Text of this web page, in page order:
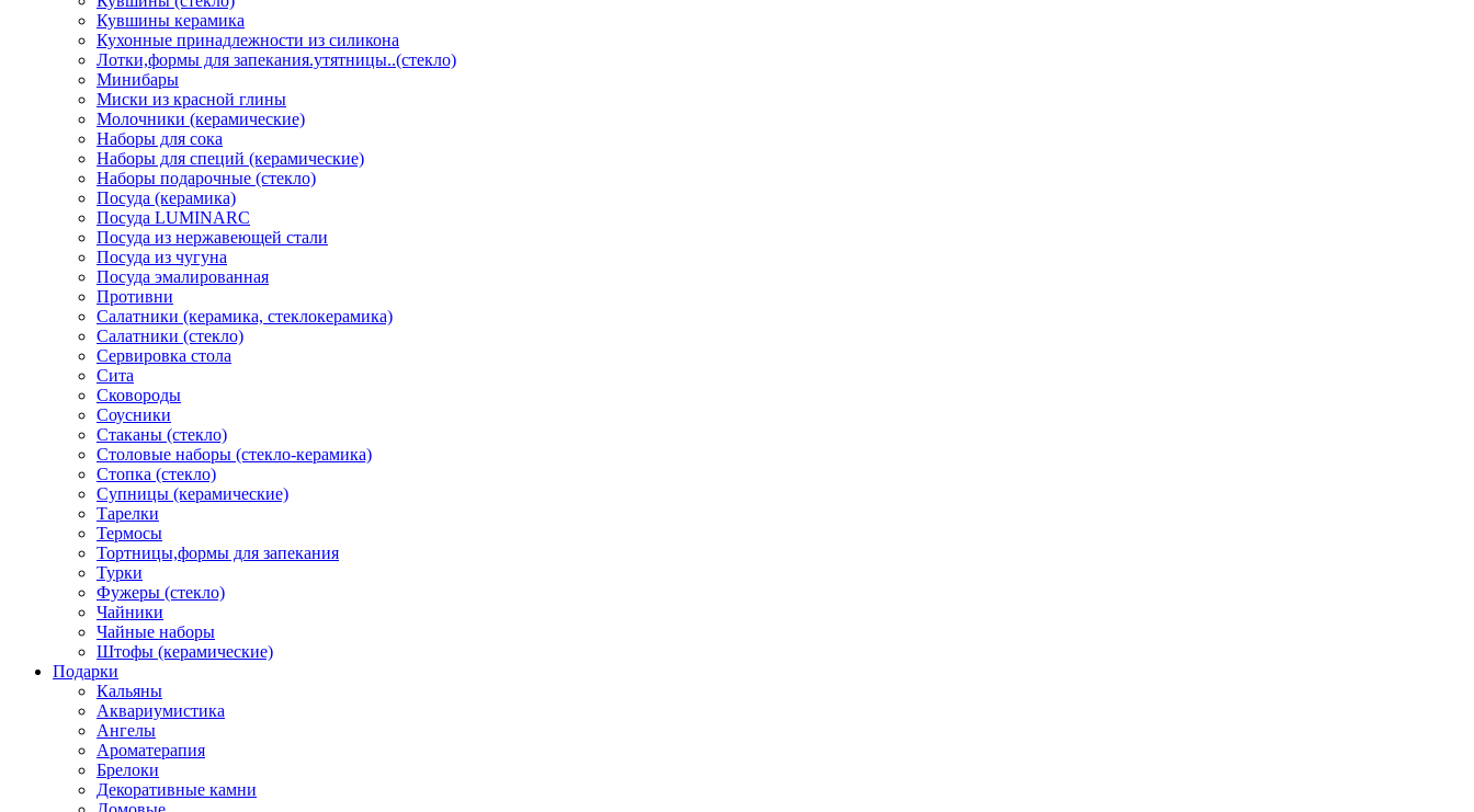
Кувшины керамика
Кухонные принадлежности из силикона
Лотки,формы для запекания.утятницы..(стекло)
Минибары
Миски из красной глины
Молочники (керамические)
Наборы для сока
Наборы для специй (керамические)
Наборы подарочные (стекло)
Посуда (керамика)
Посуда LUMINARC
Посуда из нержавеющей стали
Посуда из чугуна
Посуда эмалированная
Противни
Салатники (керамика, стеклокерамика)
Салатники (стекло)
Сервировка стола
Сита
Сковороды
Соусники
Стаканы (стекло)
Столовые наборы (стекло-керамика)
Стопка (стекло)
Супницы (керамические)
Тарелки
Термосы
Тортницы,формы для запекания
Турки
Фужеры (стекло)
Чайники
Чайные наборы
Штофы (керамические)
Подарки
Кальяны
Аквариумистика
Ангелы
Ароматерапия
Брелоки
Декоративные камни